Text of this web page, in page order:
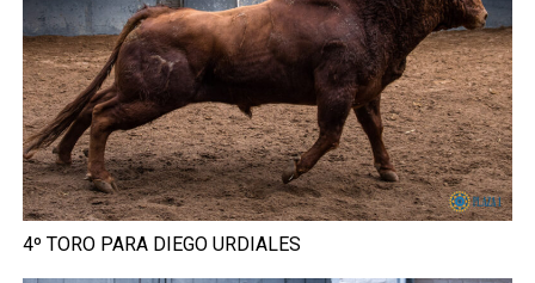
4º TORO PARA DIEGO URDIALES